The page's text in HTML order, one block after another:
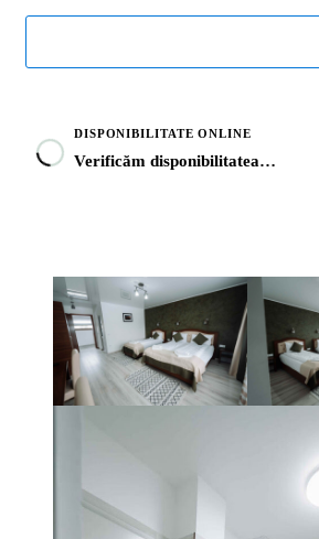
DISPONIBILITATE ONLINE
Verificăm disponibilitatea…